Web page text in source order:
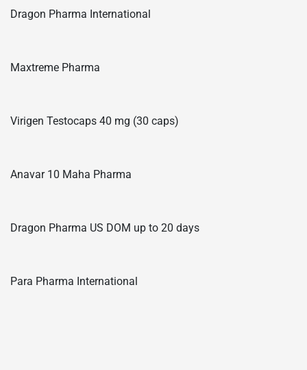
Dragon Pharma International
Maxtreme Pharma
Virigen Testocaps 40 mg (30 caps)
Anavar 10 Maha Pharma
Dragon Pharma US DOM up to 20 days
Para Pharma International